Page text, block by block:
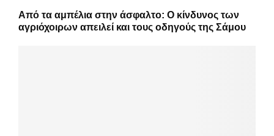
Από τα αμπέλια στην άσφαλτο: Ο κίνδυνος των
αγριόχοιρων απειλεί και τους οδηγούς της Σάμου